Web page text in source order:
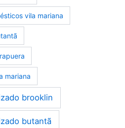
vila mariana
mariana
brooklin
butantã